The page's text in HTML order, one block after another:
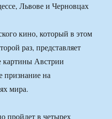
Львове и Черновцах
кино, который в этом
раз, представляет
картины Австрии
признание на
мира.